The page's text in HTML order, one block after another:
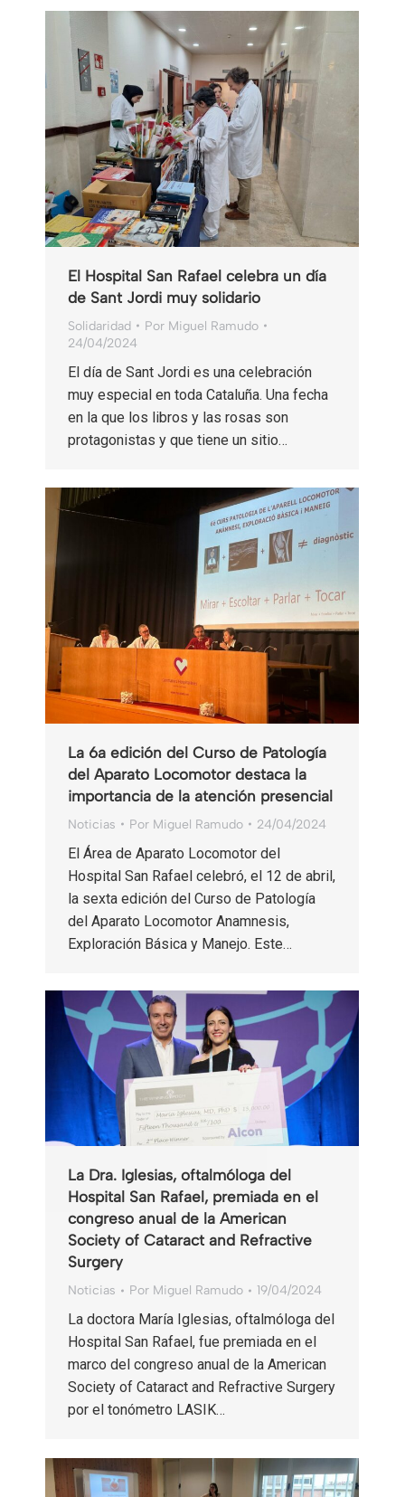
El Hospital San Rafael celebra un día
de Sant Jordi muy solidario
Solidaridad Por Miguel Ramudo
24/04/2024
El día de Sant Jordi es una celebración
muy especial en toda Cataluña. Una fecha
en la que los libros y las rosas son
protagonistas y que tiene un sitio…
La 6a edición del Curso de Patología
del Aparato Locomotor destaca la
importancia de la atención presencial
Noticias Por Miguel Ramudo 24/04/2024
El Área de Aparato Locomotor del
Hospital San Rafael celebró, el 12 de abril,
la sexta edición del Curso de Patología
del Aparato Locomotor Anamnesis,
Exploración Básica y Manejo. Este…
La Dra. Iglesias, oftalmóloga del
Hospital San Rafael, premiada en el
congreso anual de la American
Society of Cataract and Refractive
Surgery
Noticias Por Miguel Ramudo 19/04/2024
La doctora María Iglesias, oftalmóloga del
Hospital San Rafael, fue premiada en el
marco del congreso anual de la American
Society of Cataract and Refractive Surgery
por el tonómetro LASIK…